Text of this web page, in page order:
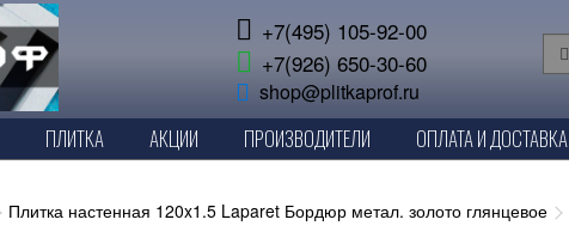
+7(495) 105-92-00
+7(926) 650-30-60
shop@plitkaprof.ru
ПЛИТКА АКЦИИ ПРОИЗВОДИТЕЛИ ОПЛАТА И ДОСТАВКА
Плитка настенная 120x1.5 Laparet Бордюр метал. золото глянцевое